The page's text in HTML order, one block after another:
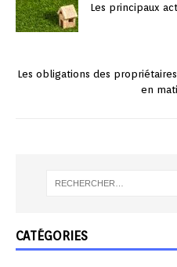
Les principaux
Les obligations des
en
CATÉGORIES